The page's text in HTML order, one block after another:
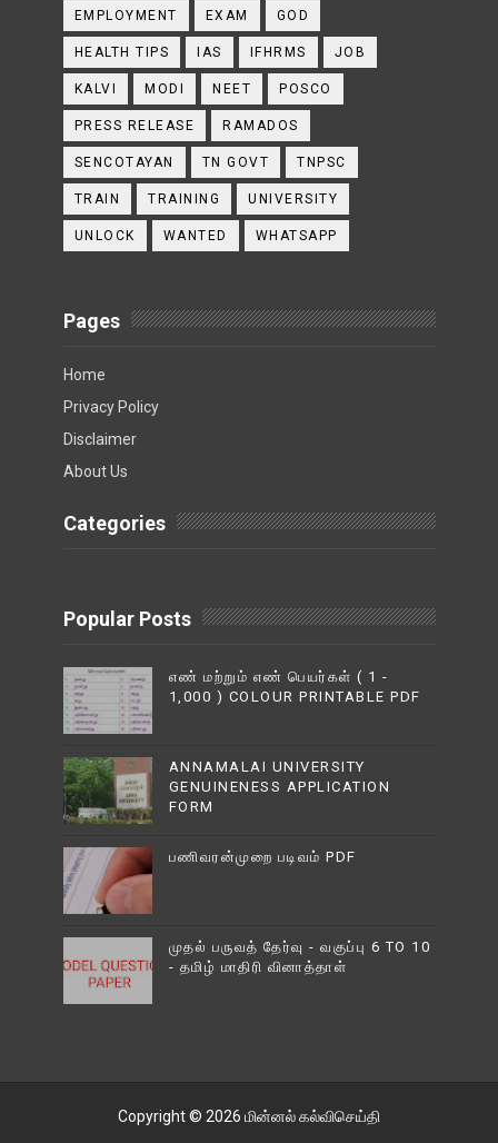
EMPLOYMENT EXAM GOD
HEALTH TIPS IAS IFHRMS JOB
KALVI MODI NEET POSCO
PRESS RELEASE RAMADOS
SENCOTAYAN TN GOVT TNPSC
TRAIN TRAINING UNIVERSITY
UNLOCK WANTED WHATSAPP
Pages
Home
Privacy Policy
Disclaimer
About Us
Categories
Popular Posts
எண் மற்றும் எண் பெயர்கள் ( 1 -
1,000 ) COLOUR PRINTABLE PDF
ANNAMALAI UNIVERSITY
GENUINENESS APPLICATION
FORM
பணிவரன்முறை படிவம் PDF
முதல் பருவத் தேர்வு - வகுப்பு 6 TO 10
- தமிழ் மாதிரி வினாத்தாள்
Copyright © 2026 மின்னல் கல்விசெய்தி